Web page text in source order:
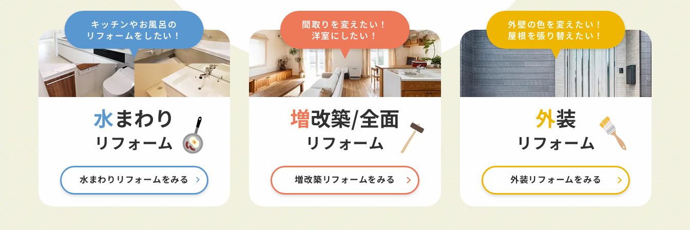
キッチンやお風呂の
リフォームをしたい！
水まわり
リフォーム
水まわりリフォームをみる
間取りを変えたい！
洋室にしたい！
増改築/全面
リフォーム
増改築リフォームをみる
外壁の色を変えたい！
屋根を張り替えたい！
外装
リフォーム
外装リフォームをみる